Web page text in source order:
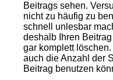
Beitrags sehen.
nicht zu häufig zu
schnell unlesbar
deshalb Ihren
gar komplett
auch die Anzahl der
Beitrag benutzen